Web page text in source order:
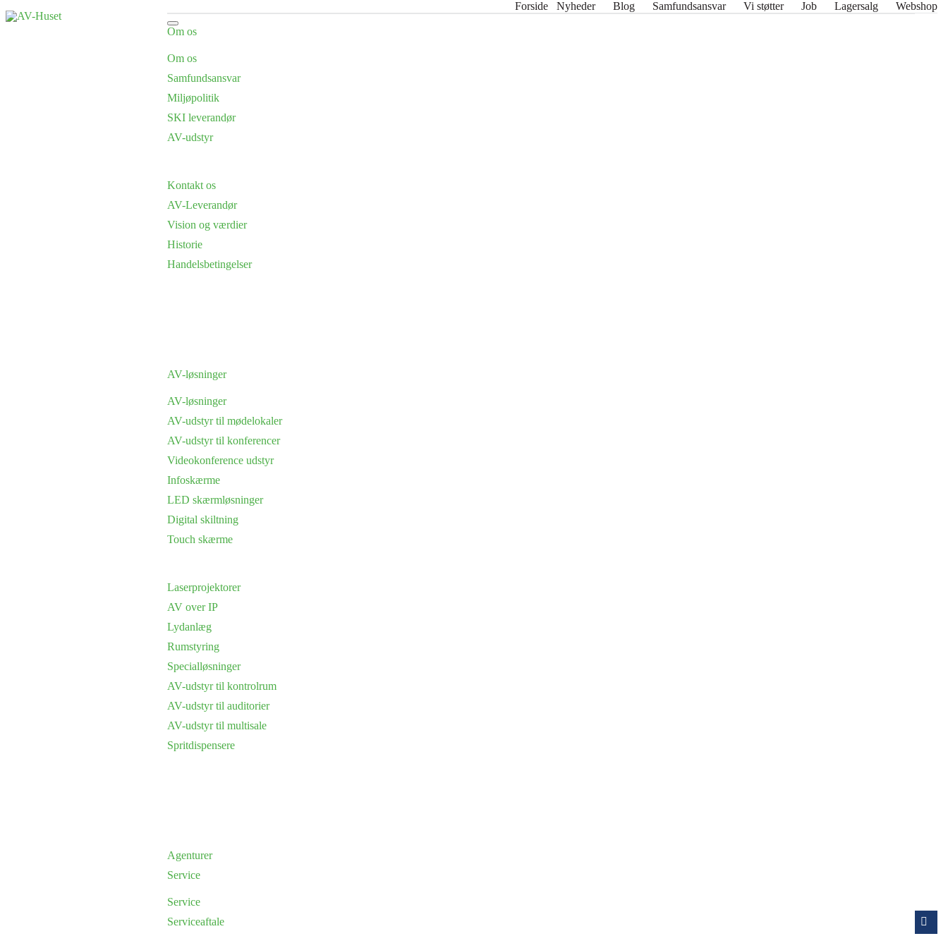
Forside Nyheder Blog Samfundsansvar Vi støtter Job Lagersalg Webshop
Om os
Om os
Samfundsansvar
Miljøpolitik
SKI leverandør
AV-udstyr
Kontakt os
AV-Leverandør
Vision og værdier
Historie
Handelsbetingelser
AV-løsninger
AV-løsninger
AV-udstyr til mødelokaler
AV-udstyr til konferencer
Videokonference udstyr
Infoskærme
LED skærmløsninger
Digital skiltning
Touch skærme
Laserprojektorer
AV over IP
Lydanlæg
Rumstyring
Specialløsninger
AV-udstyr til kontrolrum
AV-udstyr til auditorier
AV-udstyr til multisale
Spritdispensere
Agenturer
Service
Service
Serviceaftale